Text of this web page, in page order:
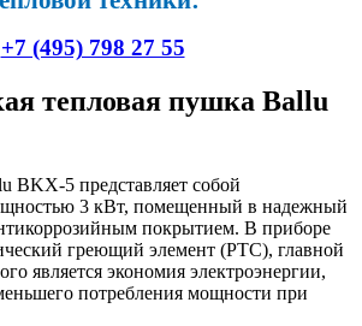
+7 (495) 798 27 55
тепловая пушка Ballu
BKX-5 представляет собой
3 кВт, помещенный в надежный
покрытием. В приборе
греющий элемент (PTC), главной
является экономия электроэнергии,
потребления мощности при